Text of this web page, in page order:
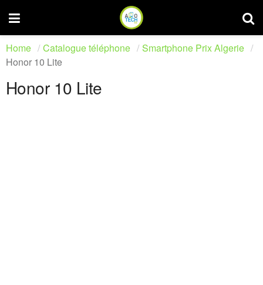
Home Catalogue téléphone
Smartphone Prix Algerie
Honor 10 Lite
Honor 10 Lite